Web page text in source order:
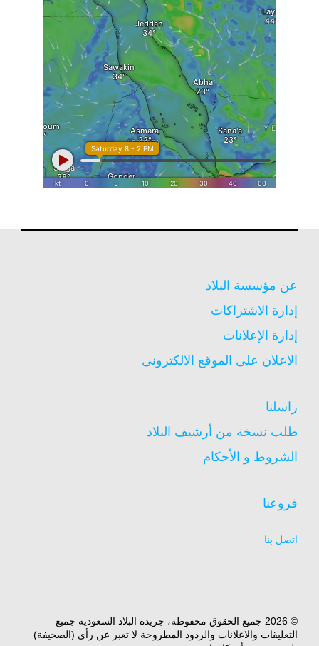
عن مؤسسة البلاد
إدارة الاشتراكات
إدارة الإعلانات
الاعلان على الموقع الالكترونى
راسلنا
طلب نسخة من أرشيف البلاد
الشروط و الأحكام
فروعنا
اتصل بنا
© 2026 جميع الحقوق محفوظة، جريدة البلاد السعودية جميع
التعليقات والاعلانات والردود المطروحة لا تعبر عن رأي (الصحيفة)